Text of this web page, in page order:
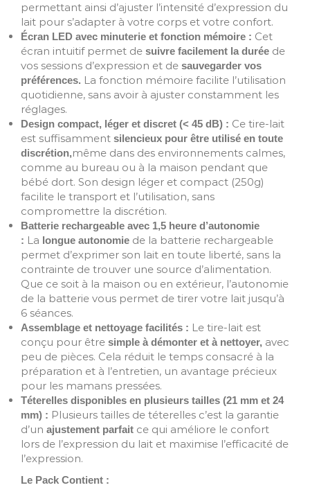
permettant ainsi d’ajuster l’intensité d’expression du
lait pour s’adapter à votre corps et votre confort.
Écran LED avec minuterie et fonction mémoire : Cet
écran intuitif permet de suivre facilement la durée de
vos sessions d’expression et de sauvegarder vos
préférences. La fonction mémoire facilite l’utilisation
quotidienne, sans avoir à ajuster constamment les
réglages.
Design compact, léger et discret (< 45 dB) : Ce tire-lait
est suffisamment silencieux pour être utilisé en toute
discrétion,même dans des environnements calmes,
comme au bureau ou à la maison pendant que
bébé dort. Son design léger et compact (250g)
facilite le transport et l’utilisation, sans
compromettre la discrétion.
Batterie rechargeable avec 1,5 heure d’autonomie
: La longue autonomie de la batterie rechargeable
permet d’exprimer son lait en toute liberté, sans la
contrainte de trouver une source d’alimentation.
Que ce soit à la maison ou en extérieur, l’autonomie
de la batterie vous permet de tirer votre lait jusqu’à
6 séances.
Assemblage et nettoyage facilités : Le tire-lait est
conçu pour être simple à démonter et à nettoyer, avec
peu de pièces. Cela réduit le temps consacré à la
préparation et à l’entretien, un avantage précieux
pour les mamans pressées.
Téterelles disponibles en plusieurs tailles (21 mm et 24
mm) : Plusieurs tailles de téterelles c’est la garantie
d’un ajustement parfait ce qui améliore le confort
lors de l’expression du lait et maximise l’efficacité de
l’expression.
Le Pack Contient :